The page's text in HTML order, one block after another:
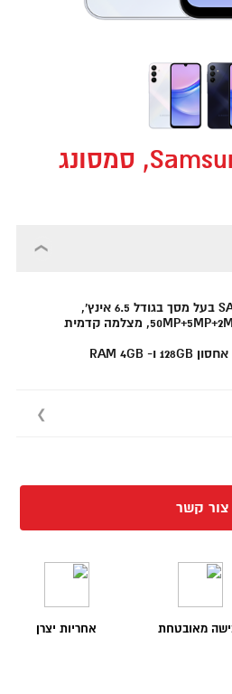
Samsung Galaxy A15, סמסונג
שלוש מצלמות אחוריות 50MP+5MP+2MP, מצלמה קדמית
צור קשר
מאובטחת אחריות יצרן